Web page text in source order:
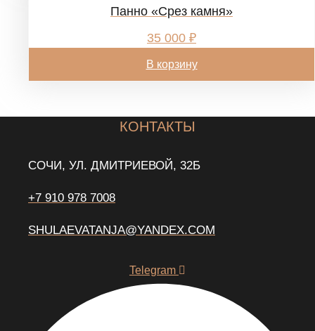
Панно «Срез камня»
35 000 ₽
В корзину
КОНТАКТЫ
СОЧИ, УЛ. ДМИТРИЕВОЙ, 32Б
+7 910 978 7008
SHULAEVATANJA@YANDEX.COM
Telegram